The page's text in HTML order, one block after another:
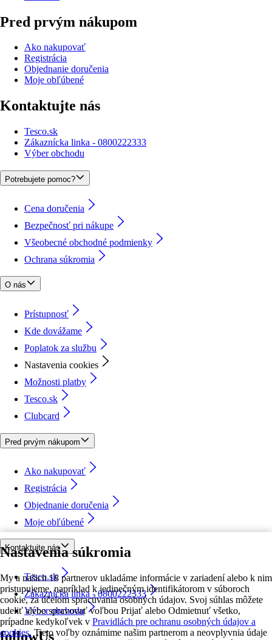
Nastavenia súkromia
My a našich 18 partnerov ukladáme informácie v zariadení alebo k nim
pristupujeme, napríklad k jedinečným identifikátorom v súboroch
cookie, za účelom spracúvania osobných údajov. Svoj súhlas môžete
udeliť alebo spravovať voľbou Prijať alebo Odmietnuť všetko,
prípadne kedykoľvek v Pravidlách pre ochranu osobných údajov a
cookies. Tieto voľby oznámime našim partnerom a neovplyvnia údaje
Pred prvým nákupom
Ako nakupovať
Registrácia
Objednanie doručenia
Moje obľúbené
Kontaktujte nás
Tesco.sk
Zákaznícka linka - 0800222333
Výber obchodu
Potrebujete pomoc?
Cena doručenia
Bezpečnosť pri nákupe
Všeobecné obchodné podmienky
Ochrana súkromia
O nás
Prístupnosť
Kde dovážame
Poplatok za službu
Nastavenia cookies
Možnosti platby
Tesco.sk
Clubcard
Pred prvým nákupom
Ako nakupovať
Registrácia
Objednanie doručenia
Moje obľúbené
Kontaktujte nás
Tesco.sk
Zákaznícka linka - 0800222333
Výber obchodu
followUs